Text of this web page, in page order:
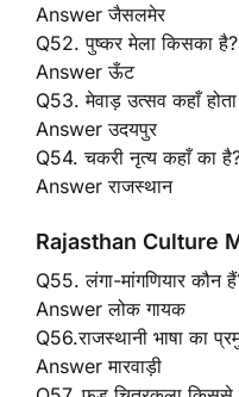
Answer जैसलमेर
Q52. पुष्कर मेला किसका है?
Answer ऊँट
Q53. मेवाड़ उत्सव कहाँ
Answer उदयपुर
Q54. चकरी नृत्य कहाँ का
Answer राजस्थान
Rajasthan Culture
Q55. लंगा-मांगणियार कौन
Answer लोक गायक
Q56.राजस्थानी भाषा का
Answer मारवाड़ी